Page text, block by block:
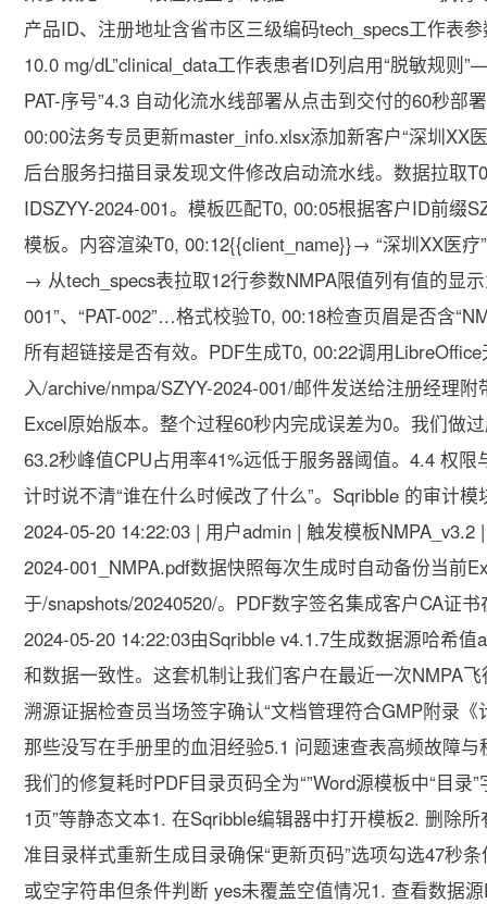
产品ID、注册地址含省市区三级编码tech_specs工作表
10.0 mg/dL”clinical_data工作表患者ID列启用“脱敏规则
PAT-序号”4.3 自动化流水线部署从点击到交付的60秒
00:00法务专员更新master_info.xlsx添加新客户“深圳XX
后台服务扫描目录发现文件修改启动流水线。数据拉取
IDSZYY-2024-001。模板匹配T0, 00:05根据客户ID前缀
模板。内容渲染T0, 00:12{{client_name}}→ “深圳XX医
→ 从tech_specs表拉取12行参数NMPA限值列有值的显
001”、“PAT-002”…格式校验T0, 00:18检查页眉是否含
所有超链接是否有效。PDF生成T0, 00:22调用
入/archive/nmpa/SZYY-2024-001/邮件发送给注册经理
Excel原始版本。整个过程60秒内完成误差为0。我们做
63.2秒峰值CPU占用率41%远低于服务器阈值。4.4 权
计时说不清“谁在什么时候改了什么”。Sqribble 的审计
2024-05-20 14:22:03 | 用户admin | 触发模板
2024-001_NMPA.pdf数据快照每次生成时自动备份当前
于/snapshots/20240520/。PDF数字签名集成客户CA证
2024-05-20 14:22:03由Sqribble v4.1.7生成数据源哈希
和数据一致性。这套机制让我们客户在最近一次NMPA
溯源证据检查员当场签字确认“文档管理符合GMP附录
那些没写在手册里的血泪经验5.1 问题速查表高频故障
我们的修复耗时PDF目录页码全为“”Word源模板中“目
1页”等静态文本1. 在Sqribble编辑器中打开模板2. 删
准目录样式重新生成目录确保“更新页码”选项勾选47秒
或空字符串但条件判断 yes未覆盖空值情况1. 查看数据